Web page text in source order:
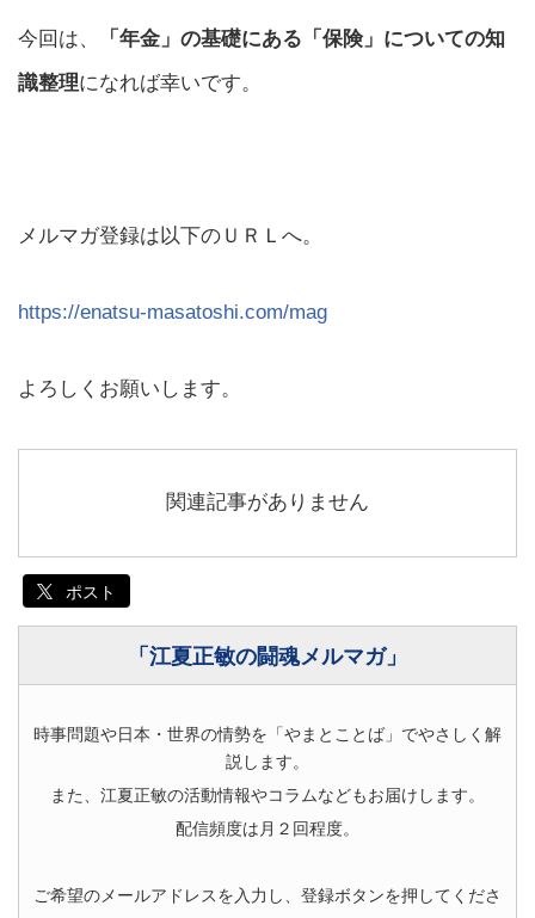
今回は、
「年金」の基礎にある「保険」についての知
識整理になれば幸いです。
メルマガ登録は以下のＵＲＬへ。
https://enatsu-masatoshi.com/mag
よろしくお願いします。
関連記事がありません
ポスト
「江夏正敏の闘魂メルマガ」
時事問題や日本・世界の情勢を「やまとことば」でやさしく解
説します。
また、江夏正敏の活動情報やコラムなどもお届けします。
配信頻度は月２回程度。
ご希望のメールアドレスを入力し、登録ボタンを押してくださ